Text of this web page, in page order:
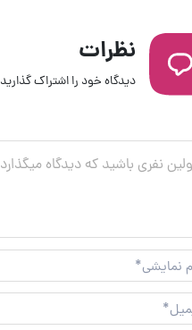
نظرات
دیدگاه خود را اشتراک گذارید